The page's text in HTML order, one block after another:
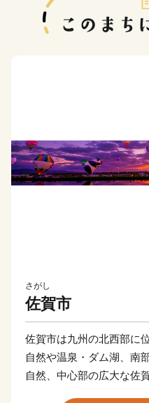
さがし
佐賀市
佐賀市は九州の北西部に
自然や温泉・ダム湖、南
自然、中心部の広大な佐